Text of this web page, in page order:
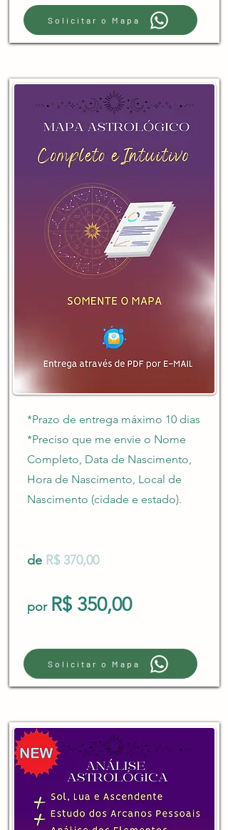
Solicitar o Mapa
*Prazo de entrega máximo 10 dias
*Preciso que me envie o Nome
Completo, Data de Nascimento,
Hora de Nascimento, Local de
Nascimento (cidade e estado).
de R$ 370,00
por R$ 350,00
Solicitar o Mapa